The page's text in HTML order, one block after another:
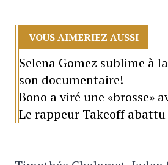
VOUS AIMERIEZ AUSSI
Selena Gomez sublime à
son documentaire!
Bono a viré une «brosse»
Le rappeur Takeoff